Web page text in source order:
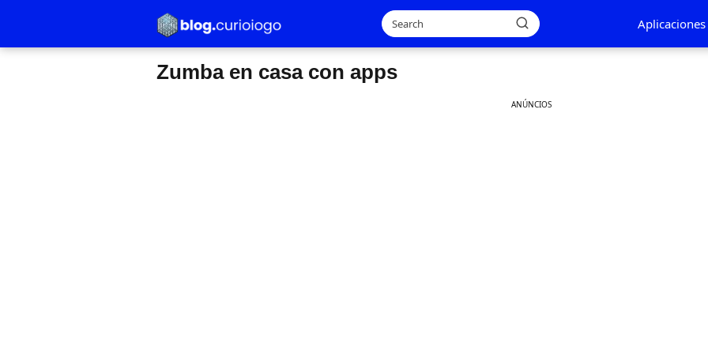
Aplicaciones
Zumba en casa con apps
ANÚNCIOS